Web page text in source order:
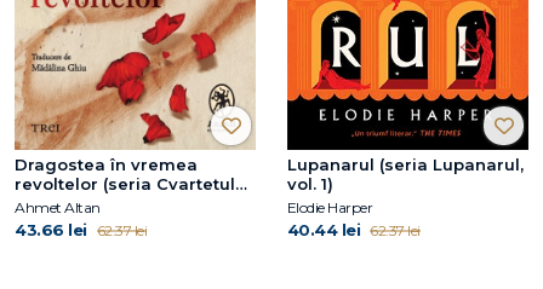
Dragostea în vremea
revoltelor (seria Cvartetul
Otoman, vol. 2)
Ahmet Altan
43.66 lei 62.37 lei
Lupanarul (seria Lupanarul,
vol. 1)
Elodie Harper
40.44 lei 62.37 lei